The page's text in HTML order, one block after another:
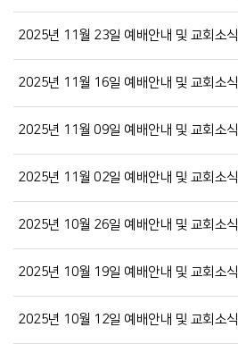
2025년 11월 23일 예배안내 및 교회소식
2025년 11월 16일 예배안내 및 교회소식
2025년 11월 09일 예배안내 및 교회소식
2025년 11월 02일 예배안내 및 교회소식
2025년 10월 26일 예배안내 및 교회소식
2025년 10월 19일 예배안내 및 교회소식
2025년 10월 12일 예배안내 및 교회소식